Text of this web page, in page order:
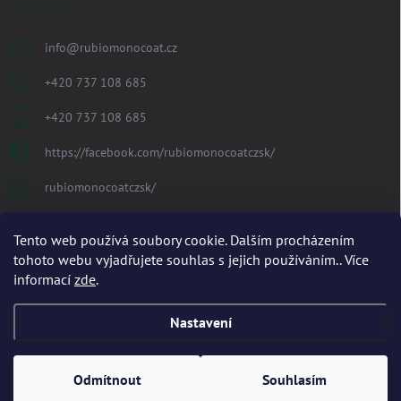
Tento web používá soubory cookie. Dalším procházením
tohoto webu vyjadřujete souhlas s jejich používáním.. Více
informací zde.
Nastavení
Odmítnout Souhlasím
info@rubiomonocoat.cz
+420 737 108 685
+420 737 108 685
https://facebook.com/rubiomonocoatczsk/
rubiomonocoatczsk/
PŘIJÍMÁME ONLINE PLATBY